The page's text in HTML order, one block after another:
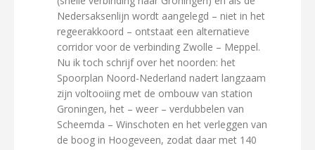
Nedersaksenlijn wordt aangelegd – niet in het
regeerakkoord – ontstaat een alternatieve
corridor voor de verbinding Zwolle – Meppel.
Nu ik toch schrijf over het noorden: het
Spoorplan Noord-Nederland nadert langzaam
zijn voltooiing met de ombouw van station
Groningen, het – weer – verdubbelen van
Scheemda – Winschoten en het verleggen van
de boog in Hoogeveen, zodat daar met 140